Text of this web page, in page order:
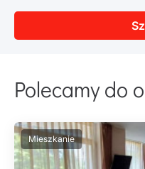
Polecamy do
Mieszkanie